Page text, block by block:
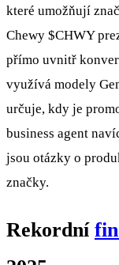
které umožňují
Chewy $CHWY
přímo uvnitř
využívá modely
určuje, kdy je
business agent
jsou otázky o
značky.
Rekordní